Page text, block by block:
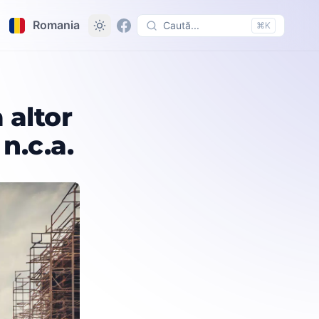
Romania Caută... ⌘K
altor